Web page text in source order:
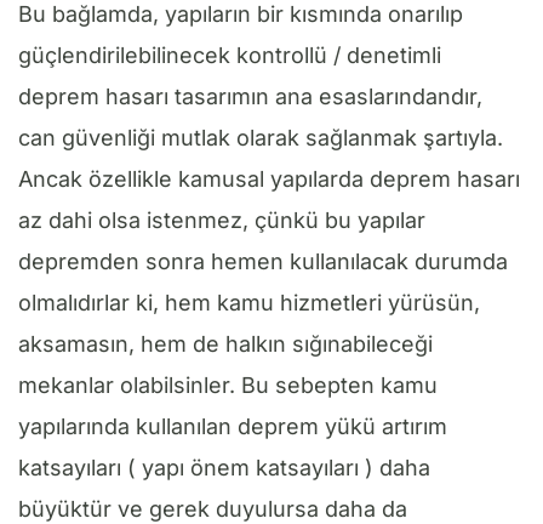
Bu bağlamda, yapıların bir kısmında onarılıp
güçlendirilebilinecek kontrollü / denetimli
deprem hasarı tasarımın ana esaslarındandır,
can güvenliği mutlak olarak sağlanmak şartıyla.
Ancak özellikle kamusal yapılarda deprem hasarı
az dahi olsa istenmez, çünkü bu yapılar
depremden sonra hemen kullanılacak durumda
olmalıdırlar ki, hem kamu hizmetleri yürüsün,
aksamasın, hem de halkın sığınabileceği
mekanlar olabilsinler. Bu sebepten kamu
yapılarında kullanılan deprem yükü artırım
katsayıları ( yapı önem katsayıları ) daha
büyüktür ve gerek duyulursa daha da